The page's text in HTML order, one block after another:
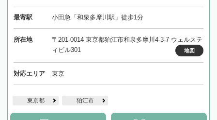
最寄駅 小田急「和泉多摩川駅」徒歩1分
所在地
〒201-0014 東京都狛江市和泉多摩川4-3-7 ウェルステ
ィビル301
地図
対応エリア 東京
東京都 狛江市